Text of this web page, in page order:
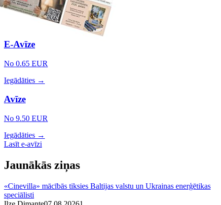
E-Avīze
No 0.65 EUR
Iegādāties →
Avīze
No 9.50 EUR
Iegādāties →
Lasīt e-avīzi
Jaunākās ziņas
«Cinevilla» mācībās tiksies Baltijas valstu un Ukrainas enerģētikas
speciālisti